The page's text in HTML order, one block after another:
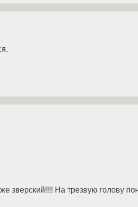
На трезвую голову